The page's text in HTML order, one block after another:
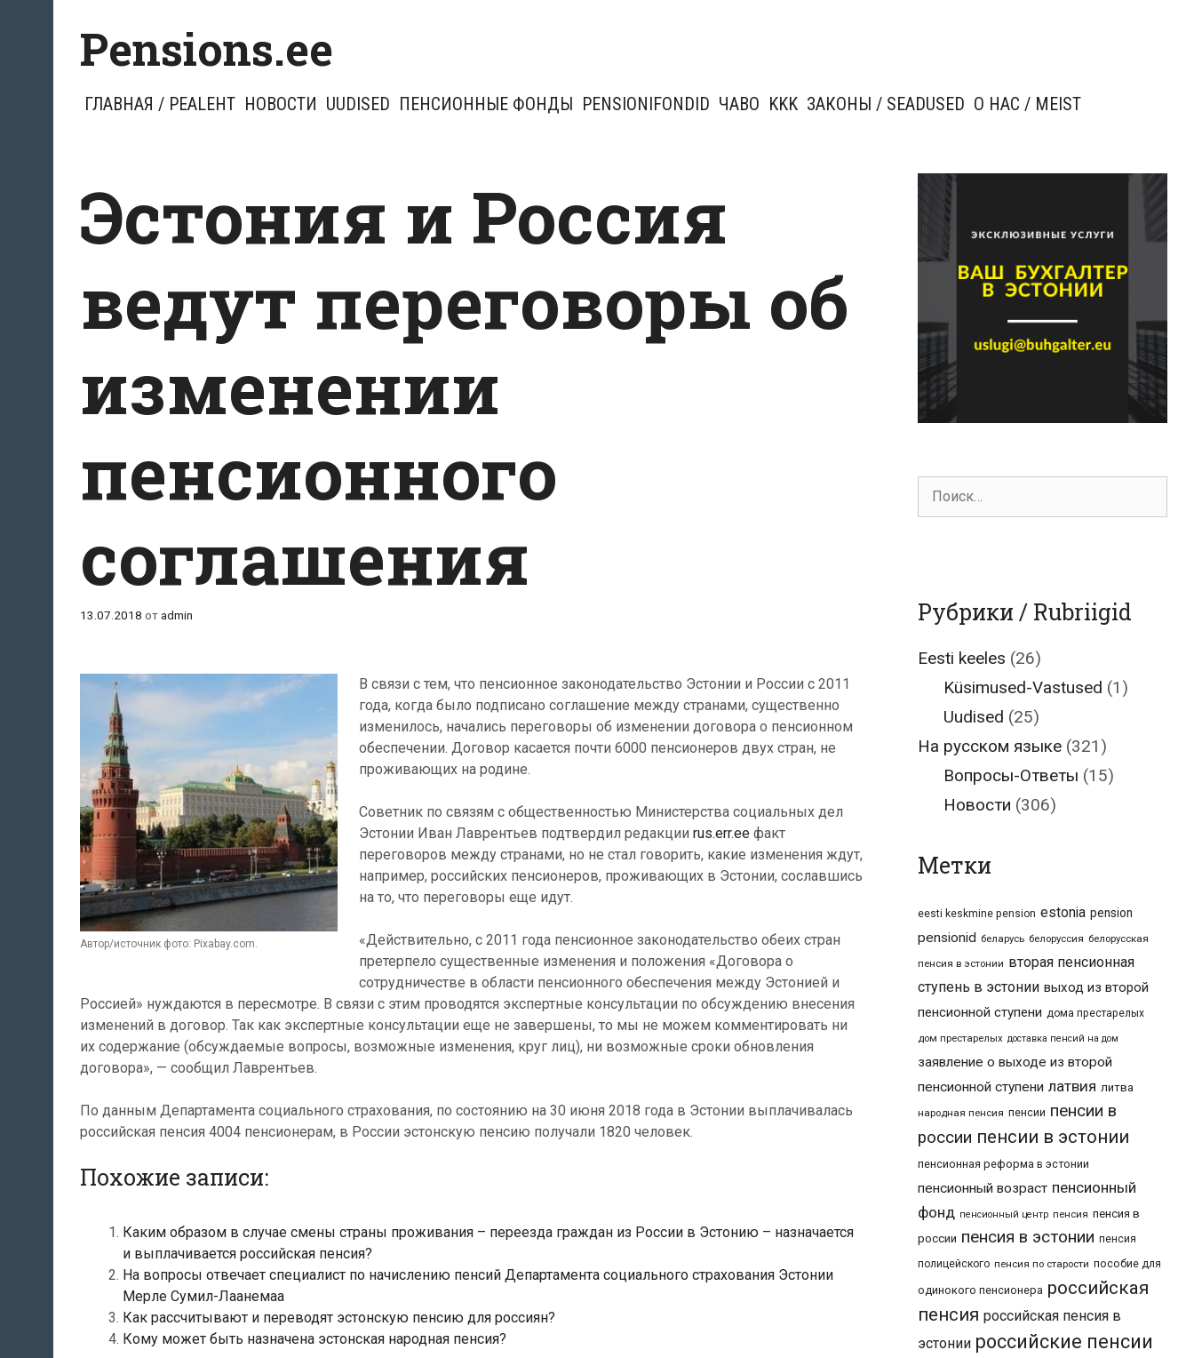
содержимому
Pensions.ee
ГЛАВНАЯ / PEALEHT НОВОСТИ UUDISED ПЕНСИОННЫЕ ФОНДЫ PENSIONIFONDID ЧАВО KKK ЗАКОНЫ / SEADUSED О НАС / MEIST
Эстония и Россия
ведут переговоры об
изменении
пенсионного
соглашения
13.07.2018 отadmin
Автор/источник фото: Pixabay.com.
В связи с тем, что пенсионное законодательство Эстонии и России с 2011
года, когда было подписано соглашение между странами, существенно
изменилось, начались переговоры об изменении договора о пенсионном
обеспечении. Договор касается почти 6000 пенсионеров двух стран, не
проживающих на родине.
Советник по связям с общественностью Министерства социальных дел
Эстонии Иван Лаврентьев подтвердил редакции rus.err.ee факт
переговоров между странами, но не стал говорить, какие изменения ждут,
например, российских пенсионеров, проживающих в Эстонии, сославшись
на то, что переговоры еще идут.
«Действительно, с 2011 года пенсионное законодательство обеих стран
претерпело существенные изменения и положения «Договора о
сотрудничестве в области пенсионного обеспечения между Эстонией и
Россией» нуждаются в пересмотре. В связи с этим проводятся экспертные консультации по обсуждению внесения
изменений в договор. Так как экспертные консультации еще не завершены, то мы не можем комментировать ни
их содержание (обсуждаемые вопросы, возможные изменения, круг лиц), ни возможные сроки обновления
договора», — сообщил Лаврентьев.
По данным Департамента социального страхования, по состоянию на 30 июня 2018 года в Эстонии выплачивалась
российская пенсия 4004 пенсионерам, в России эстонскую пенсию получали 1820 человек.
Похожие записи:
Каким образом в случае смены страны проживания – переезда граждан из России в Эстонию – назначается
и выплачивается российская пенсия?
На вопросы отвечает специалист по начислению пенсий Департамента социального страхования Эстонии
Мерле Сумил-Лаанемаа
Как рассчитывают и переводят эстонскую пенсию для россиян?
Кому может быть назначена эстонская народная пенсия?
Поиск
для:
Рубрики / Rubriigid
Eesti keeles (26)
Küsimused-Vastused (1)
Uudised (25)
На русском языке (321)
Вопросы-Ответы (15)
Новости (306)
Метки
eesti keskmine pension estonia pension
pensionid беларусь белоруссия белорусская
пенсия в эстонии вторая пенсионная
ступень в эстонии выход из второй
пенсионной ступени дома престарелых
дом престарелых доставка пенсий на дом
заявление о выходе из второй
пенсионной ступени латвия литва
народная пенсия пенсии пенсии в
россии пенсии в эстонии
пенсионная реформа в эстонии
пенсионный возраст пенсионный
фонд пенсионный центр пенсия пенсия в
россии пенсия в эстонии пенсия
полицейского пенсия по старости пособие для
одинокого пенсионера российская
пенсия российская пенсия в
эстонии российские пенсии